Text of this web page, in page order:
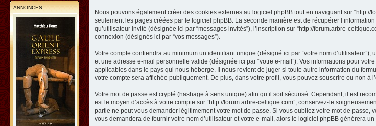
ANNONCES
Nous pouvons également créer des cookies externes au logiciel phpBB tout en naviguant sur
seulement les pages créées par le logiciel phpBB. La seconde manière est de récupérer
qu’utilisateur invité (désignée ici par “messages invités”), l’inscription sur “http://forum.arbre-
connexion (désignés ici par “vos messages”).
Votre compte contiendra au minimum un identifiant unique (désigné ici par “votre nom
et une adresse e-mail personnelle valide (désignée ici par “votre e-mail”). Vos informations pour
applicables dans le pays qui nous héberge. Il nous revient de juger si toute autre information du
votre compte sera affichée publiquement. De plus, dans votre profil, vous pouvez souscrire ou non à
Votre mot de passe est crypté (hashage à sens unique) afin qu’il soit sécurisé. Cependant, il est
est le moyen d’accès à votre compte sur “http://forum.arbre-celtique.com”, conservez-le
partie ne peut vous demander légitimement votre mot de passe. Si vous oubliez votre mot de
vous demandera de fournir votre nom d’utilisateur et votre e-mail, alors le logiciel phpBB générera